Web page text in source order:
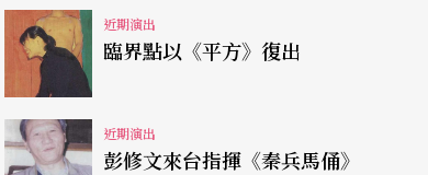
近期演出
臨界點以《平方》復出
近期演出
彭修文來台指揮《秦兵馬俑》